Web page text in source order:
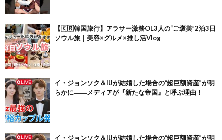
【🇰🇷韓国旅行】アラサー激務OL3人の“ご褒美”2泊3日
ソウル旅｜美容×グルメ×推し活Vlog
イ・ジョンソク＆IUが結婚した場合の“超巨額資産”が明
らかに――メディアが『新たな帝国』と呼ぶ理由！
イ・ジョンソク＆IUが結婚した場合の“超巨額資産”が明